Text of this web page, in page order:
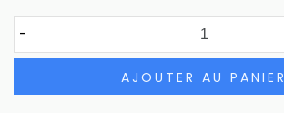
-
AJOUTER AU PANIER